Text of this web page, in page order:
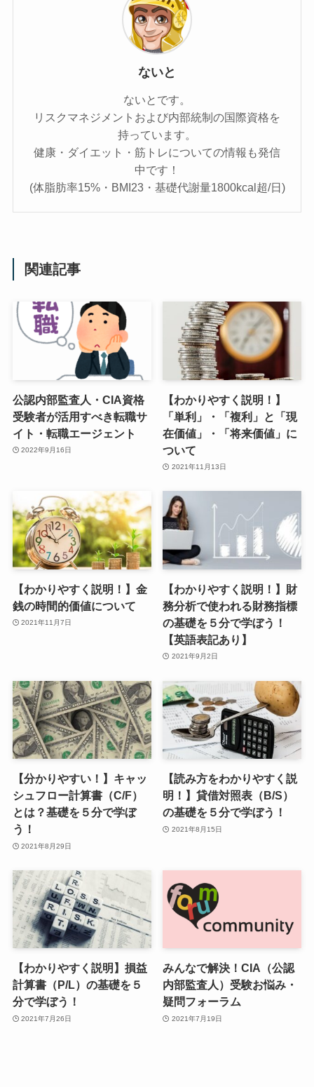
ないと
ないとです。
リスクマネジメントおよび内部統制の国際資格を
持っています。
健康・ダイエット・筋トレについての情報も発信
中です！
(体脂肪率15%・BMI23・基礎代謝量1800kcal超/日)
関連記事
公認内部監査人・CIA資格
受験者が活用すべき転職サ
イト・転職エージェント
2022年9月16日
【わかりやすく説明！】
「単利」・「複利」と「現
在価値」・「将来価値」に
ついて
2021年11月13日
【わかりやすく説明！】金
銭の時間的価値について
2021年11月7日
【わかりやすく説明！】財
務分析で使われる財務指標
の基礎を５分で学ぼう！
【英語表記あり】
2021年9月2日
【分かりやすい！】キャッ
シュフロー計算書（C/F）
とは？基礎を５分で学ぼ
う！
2021年8月29日
【読み方をわかりやすく説
明！】貸借対照表（B/S）
の基礎を５分で学ぼう！
2021年8月15日
【わかりやすく説明】損益
計算書（P/L）の基礎を５
分で学ぼう！
2021年7月26日
みんなで解決！CIA（公認
内部監査人）受験お悩み・
疑問フォーラム
2021年7月19日